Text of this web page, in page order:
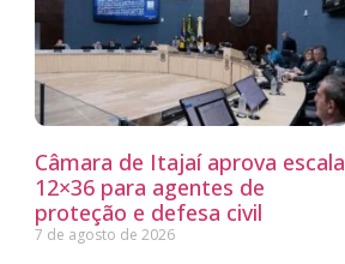
Câmara de Itajaí aprova escala
12×36 para agentes de
proteção e defesa civil
7 de agosto de 2026